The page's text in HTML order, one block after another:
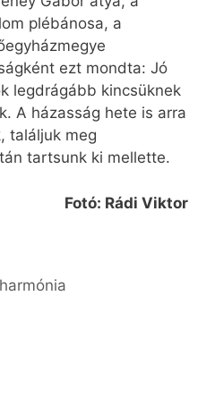
plébánosa, a
ezt mondta: Jó
legdrágább kincsüknek
A házasság hete is arra
találjuk meg
tartsunk ki mellette.
Fotó: Rádi Viktor